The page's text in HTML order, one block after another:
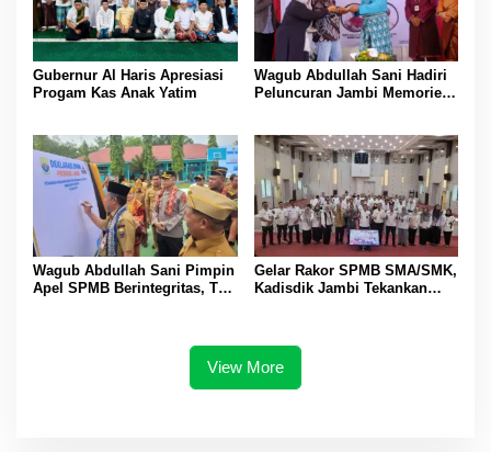
Gubernur Al Haris Apresiasi
Progam Kas Anak Yatim
Wagub Abdullah Sani Hadiri
Peluncuran Jambi Memories
Wagub Abdullah Sani Pimpin
Apel SPMB Berintegritas, Tak
Gelar Rakor SPMB SMA/SMK,
Kadisdik Jambi Tekankan
View More